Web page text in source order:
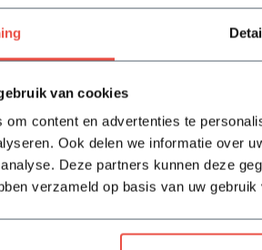
van cookies
om content en advertenties te
Ook delen we informatie over
Deze partners kunnen deze
verzameld op basis van uw